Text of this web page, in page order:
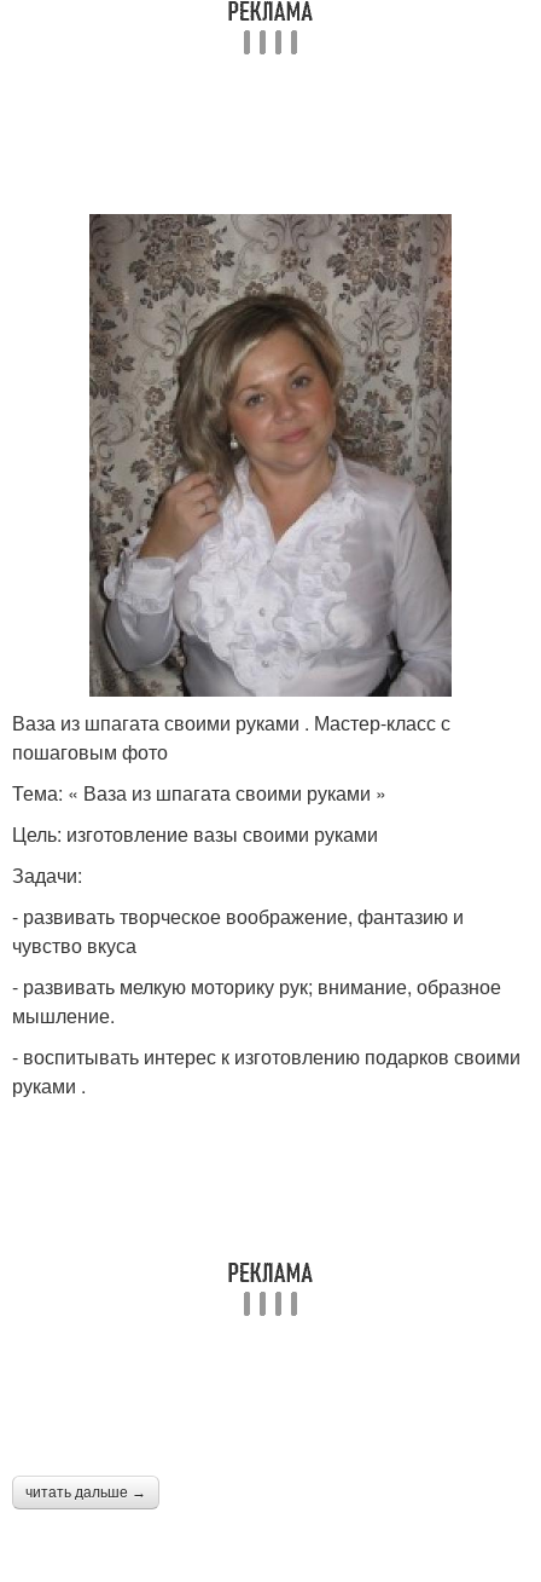
Ваза из шпагата своими руками . Мастер-класс с
пошаговым фото
Тема: « Ваза из шпагата своими руками »
Цель: изготовление вазы своими руками
Задачи:
- развивать творческое воображение, фантазию и
чувство вкуса
- развивать мелкую моторику рук; внимание, образное
мышление.
- воспитывать интерес к изготовлению подарков своими
руками .
читать дальше →